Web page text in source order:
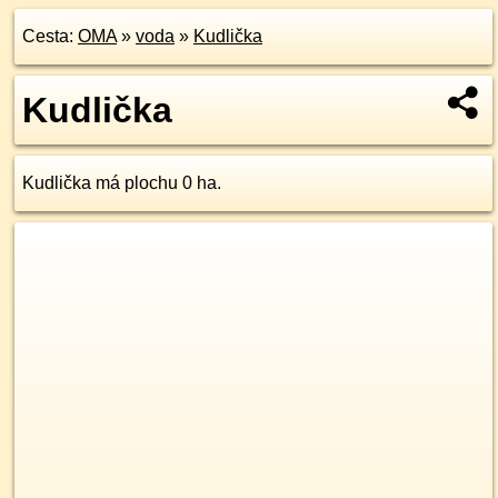
Cesta: OMA» voda » Kudlička
Kudlička
Kudlička má plochu 0 ha.